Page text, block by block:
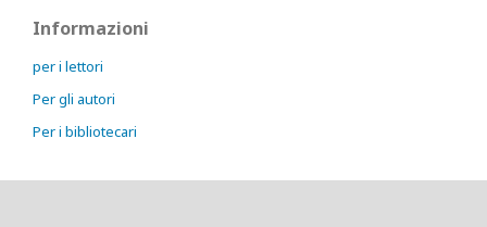
Informazioni
per i lettori
Per gli autori
Per i bibliotecari